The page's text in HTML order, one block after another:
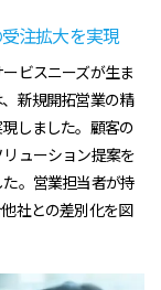
注拡大を実現
ビスニーズが生ま
新規開拓営業の精
しました。顧客の
ューション提案を
。営業担当者が持
社との差別化を図